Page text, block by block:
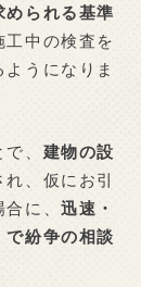
められる基準
中の検査を
うになりま
、 建物の設
れ、仮にお引
合に、迅速・
で紛争の相談